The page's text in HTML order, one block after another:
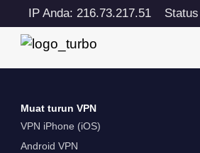
IP Anda: 216.73.217.51
Muat turun VPN
VPN iPhone (iOS)
Android VPN